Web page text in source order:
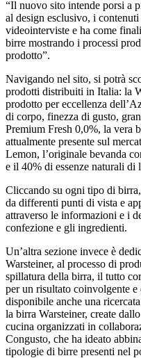
“Il nuovo sito intende porsi a
al design esclusivo, i
videointerviste e ha come
birre mostrando i processi
prodotto”.
Navigando nel sito, si potrà
prodotti distribuiti in Italia: la
prodotto per eccellenza
di corpo, finezza di gusto,
Premium Fresh 0,0%, la vera
attualmente presente sul
Lemon, l’originale bevanda
e il 40% di essenze naturali di
Cliccando su ogni tipo di
da differenti punti di vista e
attraverso le informazioni e i
confezione e gli ingredienti.
Un’altra sezione invece è
Warsteiner, al processo di
spillatura della birra, il tutto
per un risultato coinvolgente e
disponibile anche una
la birra Warsteiner, create
cucina organizzati in
Congusto, che ha ideato
tipologie di birre presenti nel